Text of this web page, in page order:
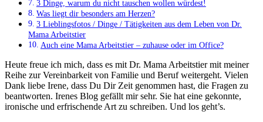
3 Dinge, warum du nicht tauschen wollen würdest!
Was liegt dir besonders am Herzen?
3 Lieblingsfotos / Dinge / Tätigkeiten aus dem Leben von Dr.
Mama Arbeitstier
Auch eine Mama Arbeitstier – zuhause oder im Office?
Heute freue ich mich, dass es mit Dr. Mama Arbeitstier mit meiner
Reihe zur Vereinbarkeit von Familie und Beruf weitergeht. Vielen
Dank liebe Irene, dass Du Dir Zeit genommen hast, die Fragen zu
beantworten. Irenes Blog gefällt mir sehr. Sie hat eine gekonnte,
ironische und erfrischende Art zu schreiben. Und los geht’s.